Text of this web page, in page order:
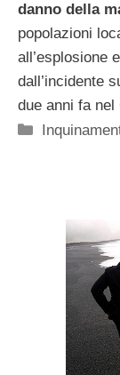
danno della
popolazioni
all’esplosione
dall’incidente
due anni fa
Categorie